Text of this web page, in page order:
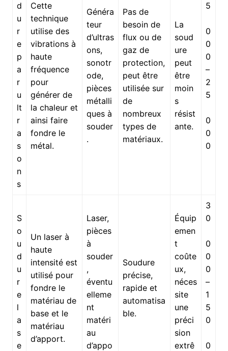
d
u
r
e
p
a
r
u
lt
r
a
s
o
n
s
Cette
technique
utilise des
vibrations à
haute
fréquence
pour
générer de
la chaleur et
ainsi faire
fondre le
métal.
Généra
teur
d’ultras
ons,
sonotr
ode,
pièces
métalli
ques à
souder
.
Pas de
besoin de
flux ou de
gaz de
protection,
peut être
utilisée sur
de
nombreux
types de
matériaux.
La
soud
ure
peut
être
moin
s
résist
ante.
5
0
0
0
–
2
5
0
0
0
S
o
u
d
u
r
e
l
a
s
e
Un laser à
haute
intensité est
utilisé pour
fondre le
matériau de
base et le
matériau
d’apport.
Laser,
pièces
à
souder
,
éventu
elleme
nt
matéri
au
d’appo
Soudure
précise,
rapide et
automatisa
ble.
Équip
emen
t
coûte
ux,
néces
site
une
préci
sion
extrê
3
0
0
0
0
–
1
5
0
0